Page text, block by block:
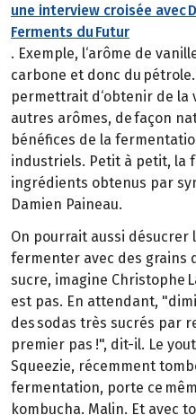
une interview croisée avec
Ferments du Futur
. Exemple, l‘arôme de
carbone et donc du
permettrait d‘obtenir de la
autres arômes, de façon
bénéfices de la
industriels. Petit à petit, la
ingrédients obtenus par
Damien Paineau.
On pourrait aussi désucrer
fermenter avec des grains
sucre, imagine Christophe
est pas. En attendant,
des sodas très sucrés par
premier pas !", dit-il. Le
Squeezie, récemment
fermentation, porte ce
kombucha. Malin. Et avec